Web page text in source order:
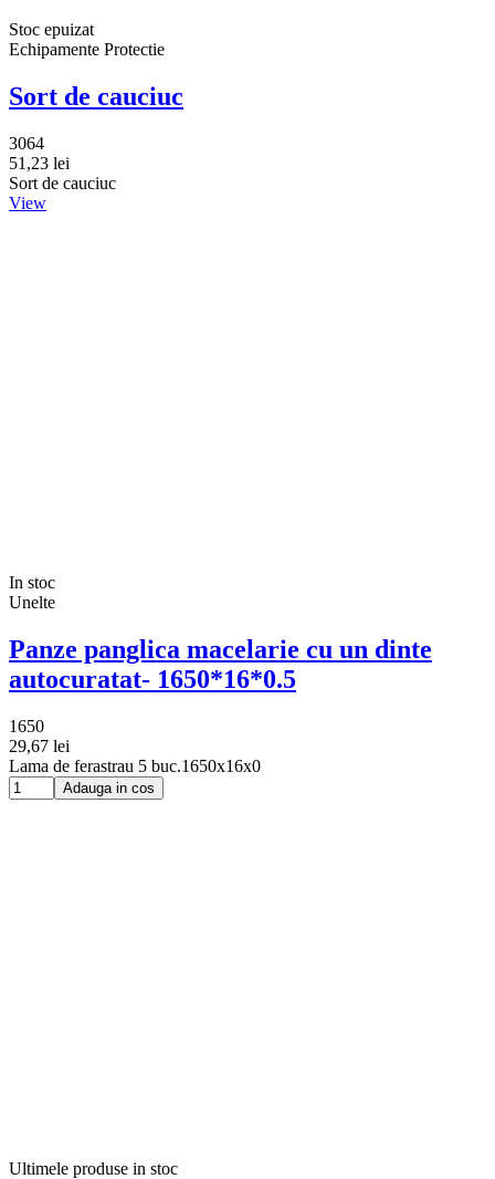
Stoc epuizat
Echipamente Protectie
Sort de cauciuc
3064
51,23 lei
Sort de cauciuc
View
In stoc
Unelte
Panze panglica macelarie cu un dinte
autocuratat- 1650*16*0.5
1650
29,67 lei
Lama de ferastrau 5 buc.1650x16x0
Adauga in cos
Ultimele produse in stoc